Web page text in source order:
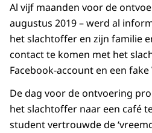
Al vijf maanden voor de
augustus 2019 – werd al
het slachtoffer en zijn familie
contact te komen met het
Facebook-account en een
De dag voor de ontvoering
het slachtoffer naar een café
student vertrouwde de